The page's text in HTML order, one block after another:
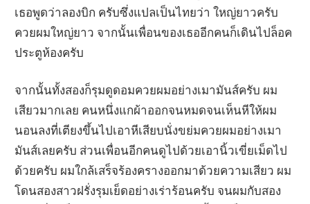
เธอพูดว่าลองบิก ครับซึ่งแปลเป็นไทยว่า ใหญ่ยาวครับ
ควยผมใหญ่ยาว จากนั้นเพื่อนของเธออีกคนก็เดินไปล็อค
ประตูห้องครับ
จากนั้นทั้งสองก็รุมดูดอมควยผมอย่างเมามันส์ครับ ผม
เสียวมากเลย คนหนึ่งแกผ้าออกจนหมดจนเห็นหีให้ผม
นอนลงที่เตียงขึ้นไปเอาหีเสียบนั่งขย่มควยผมอย่างเมา
มันส์เลยครับ ส่วนเพื่อนอีกคนดูไปด้วยเอานิ้วเขี่ยเม็ดไป
ด้วยครับ ผมใกล้เสร็จร้องครางออกมาด้วยความเสียว ผม
โดนสองสาวฝรั่งรุมเย็ดอย่างเร่าร้อนครับ จนผมกับสอง